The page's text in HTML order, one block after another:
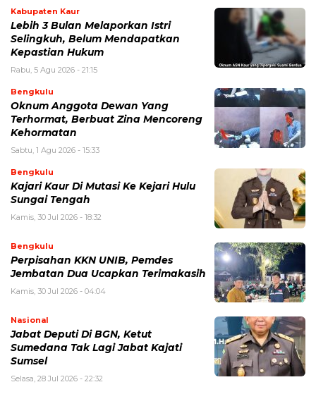
Kabupaten Kaur
Lebih 3 Bulan Melaporkan Istri
Selingkuh, Belum Mendapatkan
Kepastian Hukum
Rabu, 5 Agu 2026 - 21:15
Bengkulu
Oknum Anggota Dewan Yang
Terhormat, Berbuat Zina Mencoreng
Kehormatan
Sabtu, 1 Agu 2026 - 15:33
Bengkulu
Kajari Kaur Di Mutasi Ke Kejari Hulu
Sungai Tengah
Kamis, 30 Jul 2026 - 18:32
Bengkulu
Perpisahan KKN UNIB, Pemdes
Jembatan Dua Ucapkan Terimakasih
Kamis, 30 Jul 2026 - 04:04
Nasional
Jabat Deputi Di BGN, Ketut
Sumedana Tak Lagi Jabat Kajati
Sumsel
Selasa, 28 Jul 2026 - 22:32